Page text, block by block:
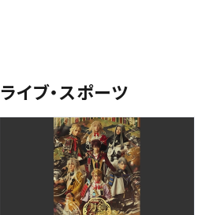
九州
ライブ・スポーツ